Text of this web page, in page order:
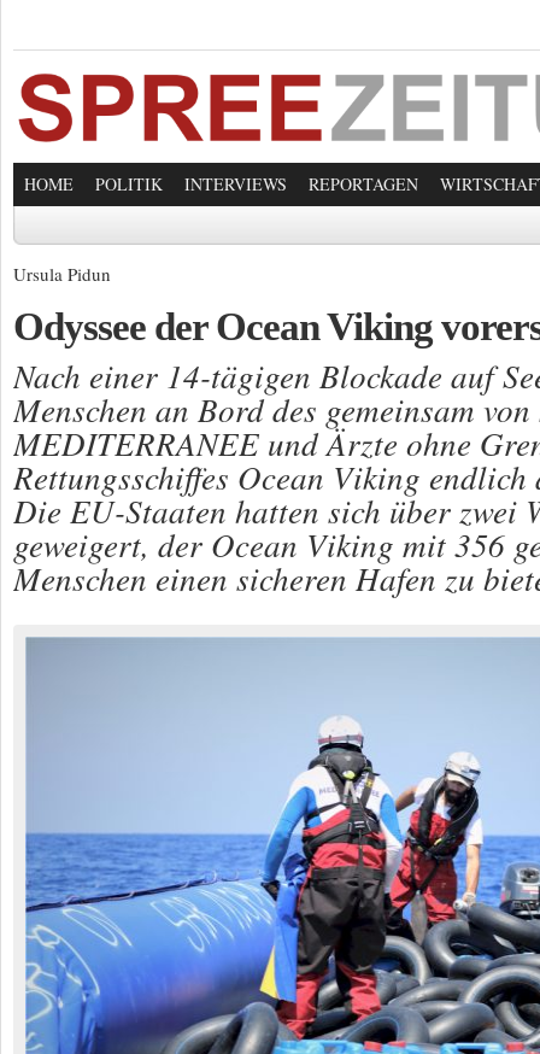
HOME POLITIK INTERVIEWS REPORTAGEN
Ursula Pidun
Odyssee der Ocean Viking
Nach einer 14-tägigen Blockade auf
Menschen an Bord des gemeinsam von
MEDITERRANEE und Ärzte ohne
Rettungsschiffes Ocean Viking endlich
Die EU-Staaten hatten sich über zwei
geweigert, der Ocean Viking mit 356
Menschen einen sicheren Hafen zu